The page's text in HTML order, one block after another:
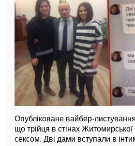
Опубліковане вайбер-
що трійця в стінах
сексом. Дві дами вступали в